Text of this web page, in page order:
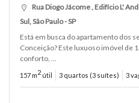
Rua Diogo Jácome , Edifício L'
Sul, São Paulo - SP
Está em busca do apartamento dos
Conceição? Este luxuoso imóvel de
conforto, ...
157 m2 útil 3 quartos (3 suítes) 3